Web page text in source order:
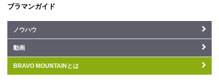
ブラマンガイド
ノウハウ
動画
BRAVO MOUNTAINとは